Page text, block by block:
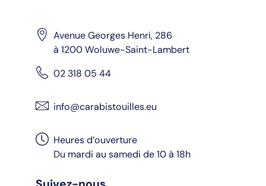
Avenue Georges Henri, 286
à 1200 Woluwe-Saint-Lambert
02 318 05 44
info@carabistouilles.eu
Heures d’ouverture
Du mardi au samedi de 10 à 18h